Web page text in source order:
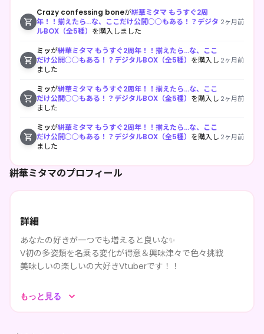
絣華ミタマのプロフィール
詳細
あなたの好きが一つでも増えると良いな✨
V初の多姿類を名乗る変化が得意＆興味津々で色々挑戦
美味しいの楽しいの大好きVtuberです！！
猫魈っていう妖怪なんだよ！！
🔴現在はYoutubeで雑談メインに活動中🔊
もっと見る
Crazy confessing boneが絣華ミタマ もうすぐ2周
年！！揃えたら…な、ここだけ公開○○もある！？デジタ
ルBOX（全5種） を購入しました
2ヶ月前
ミッが絣華ミタマ もうすぐ2周年！！揃えたら…な、ここ
だけ公開○○もある！？デジタルBOX（全5種） を購入し
ました
2ヶ月前
ミッが絣華ミタマ もうすぐ2周年！！揃えたら…な、ここ
だけ公開○○もある！？デジタルBOX（全5種） を購入し
ました
2ヶ月前
ミッが絣華ミタマ もうすぐ2周年！！揃えたら…な、ここ
だけ公開○○もある！？デジタルBOX（全5種） を購入し
ました
2ヶ月前